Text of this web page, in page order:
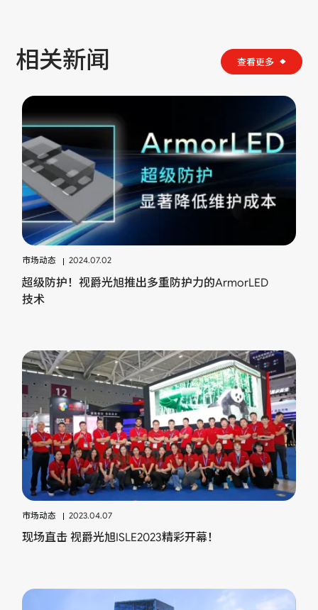
相关新闻 查看更多
市场动态 2024.07.02
超级防护！视爵光旭推出多重防护力的ArmorLED
技术
市场动态 2023.04.07
现场直击 视爵光旭ISLE2023精彩开幕！